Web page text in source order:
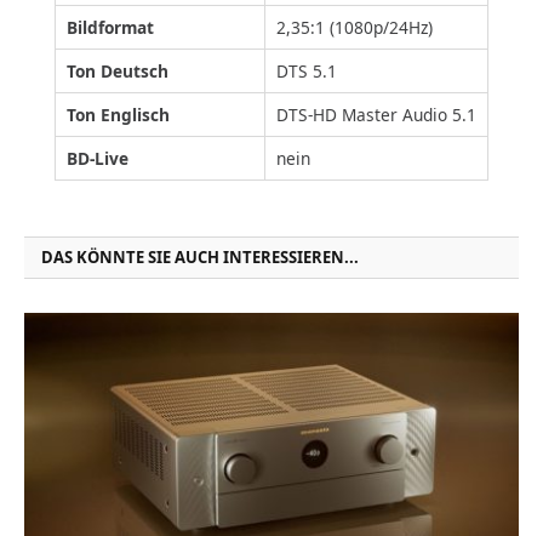
Bildformat
2,35:1 (1080p/24Hz)
Ton Deutsch
DTS 5.1
Ton Englisch
DTS-HD Master Audio 5.1
BD-Live
nein
DAS KÖNNTE SIE AUCH INTERESSIEREN...